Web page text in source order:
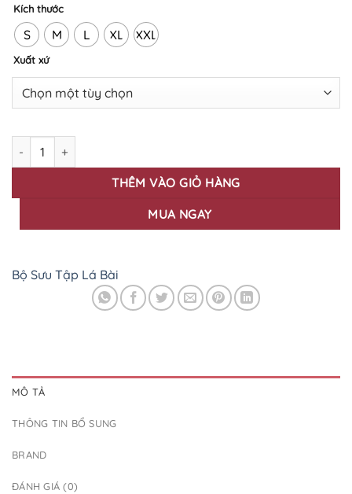
Kích thước
S M L XL XXL
Xuất xứ
ÁO THUN IN LÁ BÀI LB - 15 số lượng
THÊM VÀO GIỎ HÀNG
MUA NGAY
Bộ Sưu Tập Lá Bài
MÔ TẢ
THÔNG TIN BỔ SUNG
BRAND
ĐÁNH GIÁ (0)